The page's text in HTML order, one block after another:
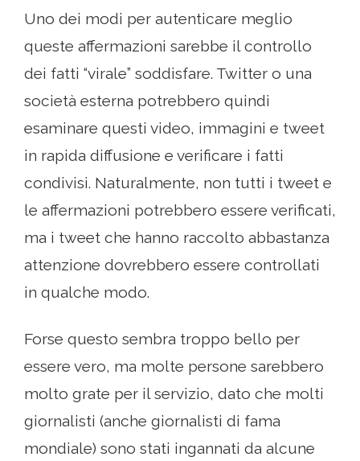
Uno dei modi per autenticare meglio
queste affermazioni sarebbe il controllo
dei fatti “virale” soddisfare. Twitter o una
società esterna potrebbero quindi
esaminare questi video, immagini e tweet
in rapida diffusione e verificare i fatti
condivisi. Naturalmente, non tutti i tweet e
le affermazioni potrebbero essere verificati,
ma i tweet che hanno raccolto abbastanza
attenzione dovrebbero essere controllati
in qualche modo.
Forse questo sembra troppo bello per
essere vero, ma molte persone sarebbero
molto grate per il servizio, dato che molti
giornalisti (anche giornalisti di fama
mondiale) sono stati ingannati da alcune